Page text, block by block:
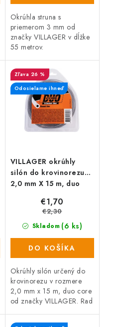
Okrúhla struna s
priemerom 3 mm od
značky VILLAGER v dĺžke
55 metrov.
VILLAGER okrúhly
silón do krovinorezu
2,0 mm X 15 m, duo
26 %
Odosielame ihneď
Skladom (6 ks)
€1,70
€2,30
DO KOŠÍKA
Okrúhly silón určený do
krovinorezu v rozmere
2,0 mm x 15 m, duo core
od značky VILLAGER. Rad
kombinuje dva materiály